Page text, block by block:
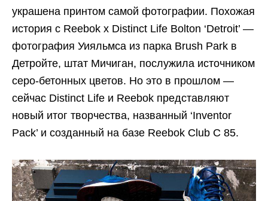
украшена принтом самой фотографии. Похожая
история с Reebok x Distinct Life Bolton ‘Detroit’ —
фотография Уияльмса из парка Brush Park в
Детройте, штат Мичиган, послужила источником
серо-бетонных цветов. Но это в прошлом —
сейчас Distinct Life и Reebok представляют
новый итог творчества, названный ‘Inventor
Pack’ и созданный на базе Reebok Club C 85.